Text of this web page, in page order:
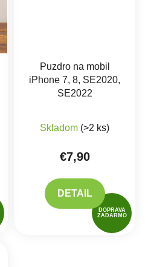
DOPRAVA
ZADARMO
Puzdro na mobil
iPhone 7, 8, SE2020,
SE2022
Skladom (>2 ks)
€7,90
DETAIL